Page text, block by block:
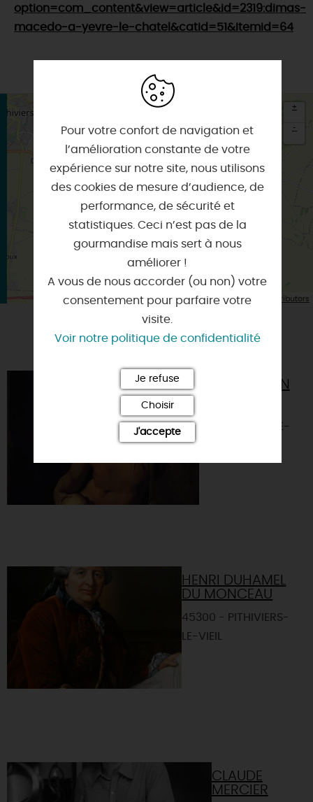
option=com_content&view=article&id=2319:dimas-
macedo-a-yevre-le-chatel&catid=51&Itemid=64
×
Itinéraire vers
YEVRE-LA-VILLE
+
-
Leaflet| Map data ©OpenStreetMap contributors
VOUS AIMEREZ AUSSI
LUBIN BAUGIN
COURCELLES-LE-
HENRI DUHAMEL
DU MONCEAU
45300 - PITHIVIERS-
LE-VIEIL
CLAUDE
MERCIER
Pour votre confort de navigation et
l’amélioration constante de votre
expérience sur notre site, nous utilisons
des cookies de mesure d’audience, de
performance, de sécurité et
statistiques. Ceci n’est pas de la
gourmandise mais sert à nous
améliorer !
A vous de nous accorder (ou non) votre
consentement pour parfaire votre
visite.
Voir notre politique de confidentialité
Je refuse
Choisir
J'accepte